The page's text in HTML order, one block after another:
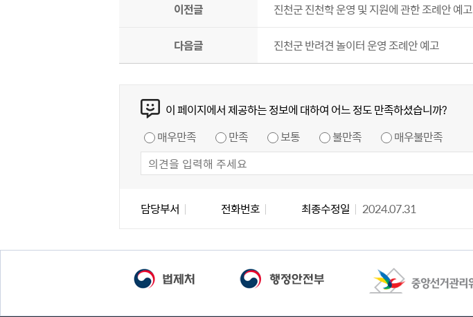
이전글 진천군 진천학 운영 및 지원에 관한 조례안 예고
다음글 진천군 반려견 놀이터 운영 조례안 예고
이 페이지에서 제공하는 정보에 대하여 어느 정도 만족하셨습니까?
매우만족 만족 보통 불만족 매우불만족
담당부서 전화번호 최종수정일 2024.07.31